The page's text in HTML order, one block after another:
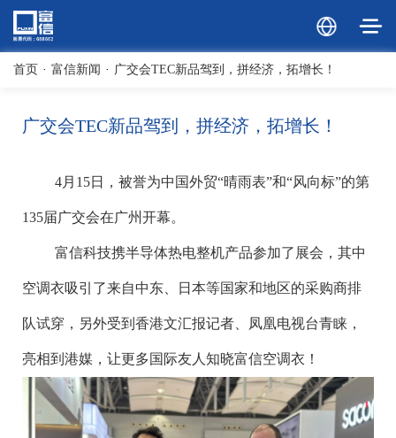
首页 · 富信新闻 · 广交会TEC新品驾到，拼经济，拓增长！
广交会TEC新品驾到，拼经济，拓增长！
4月 15日，被誉为中国外贸“晴雨表”和“风向标”的第
135届广交会在广州开幕。
富信科技携半导体热电整机产品参加了展会，其中
空调衣吸引了来自中东、日本等国家和地区的采购商排
队试穿，另外受到香港文汇报记者、凤凰电视台青睐，
亮相到港媒，让更多国际友人知晓富信空调衣！